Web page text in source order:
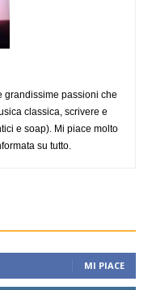
grandissime passioni che
classica, scrivere e
e soap). Mi piace molto
su tutto.
MI PIACE